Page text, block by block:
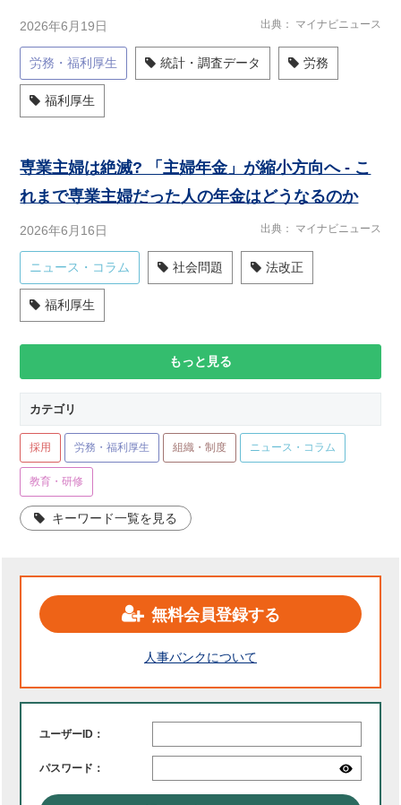
2026年6月19日 出典 マイナビニュース
労務・福利厚生 統計・調査データ 労務
福利厚生
専業主婦は絶滅? 「主婦年金」が縮小方向へ - こ
れまで専業主婦だった人の年金はどうなるのか
2026年6月16日 出典 マイナビニュース
ニュース・コラム 社会問題 法改正
福利厚生
もっと見る
カテゴリ
採用 労務・福利厚生 組織・制度 ニュース・コラム
教育・研修
キーワード一覧を見る
無料会員登録する
人事バンクについて
ユーザーID：
パスワード：